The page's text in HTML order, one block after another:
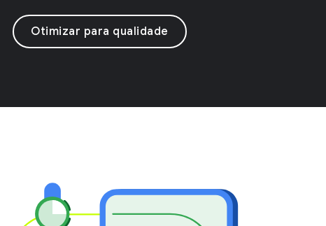
Otimizar para qualidade